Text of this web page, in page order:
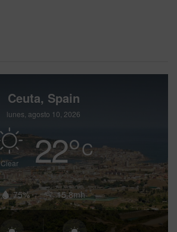
Ceuta, Spain
lunes, agosto 10, 2026
Clear 22°C
75% 15.8mh